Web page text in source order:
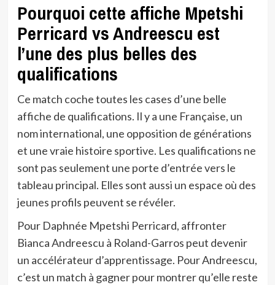
Pourquoi cette affiche Mpetshi
Perricard vs Andreescu est
l’une des plus belles des
qualifications
Ce match coche toutes les cases d’une belle
affiche de qualifications. Il y a une Française, un
nom international, une opposition de générations
et une vraie histoire sportive. Les qualifications ne
sont pas seulement une porte d’entrée vers le
tableau principal. Elles sont aussi un espace où des
jeunes profils peuvent se révéler.
Pour Daphnée Mpetshi Perricard, affronter
Bianca Andreescu à Roland-Garros peut devenir
un accélérateur d’apprentissage. Pour Andreescu,
c’est un match à gagner pour montrer qu’elle reste